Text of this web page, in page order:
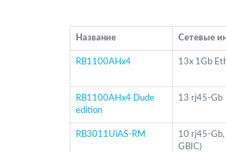
Название Сетевые
RB1100AHx4 13х 1Gb
RB1100AHx4 Dude
edition
13 rj45-Gb
RB3011UiAS-RM
10 rj45-Gb,
GBIC)